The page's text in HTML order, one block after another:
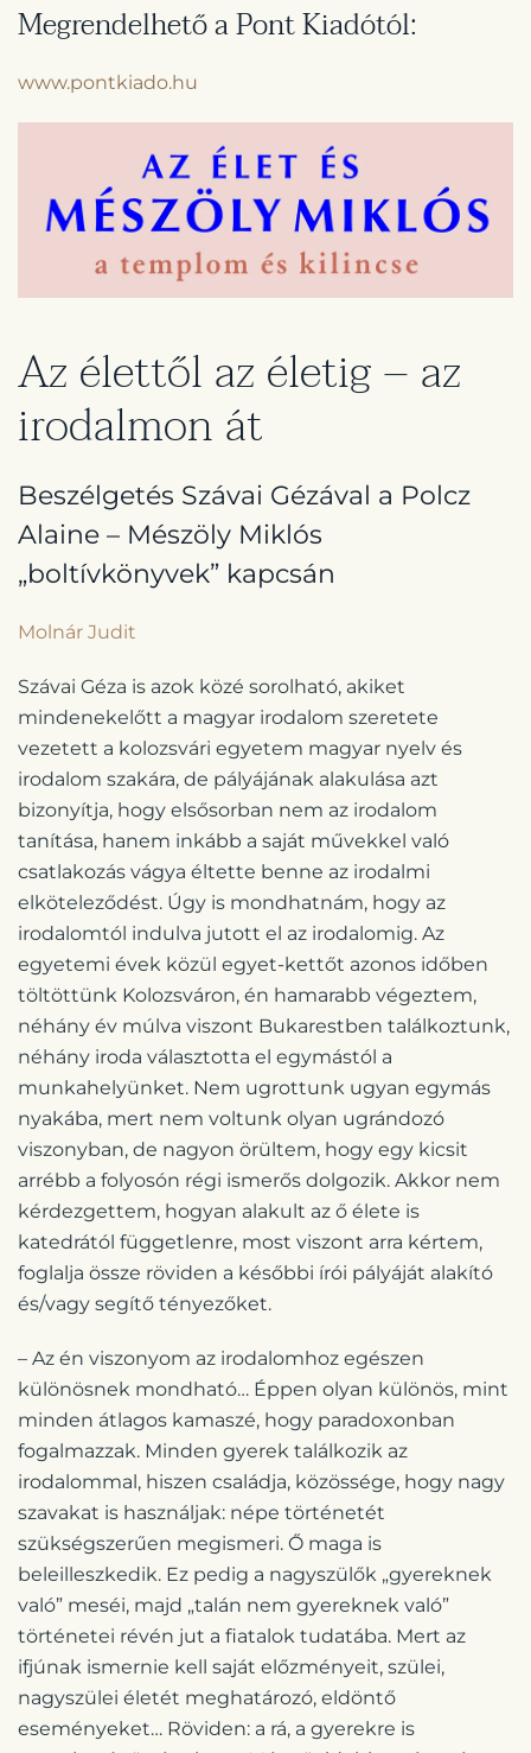
Megrendelhető a Pont Kiadótól:
www.pontkiado.hu
Az élettől az életig – az
irodalmon át
Beszélgetés Szávai Gézával a Polcz
Alaine – Mészöly Miklós
„boltívkönyvek” kapcsán
Molnár Judit
Szávai Géza is azok közé sorolható, akiket
mindenekelőtt a magyar irodalom szeretete
vezetett a kolozsvári egyetem magyar nyelv és
irodalom szakára, de pályájának alakulása azt
bizonyítja, hogy elsősorban nem az irodalom
tanítása, hanem inkább a saját művekkel való
csatlakozás vágya éltette benne az irodalmi
elköteleződést. Úgy is mondhatnám, hogy az
irodalomtól indulva jutott el az irodalomig. Az
egyetemi évek közül egyet-kettőt azonos időben
töltöttünk Kolozsváron, én hamarabb végeztem,
néhány év múlva viszont Bukarestben találkoztunk,
néhány iroda választotta el egymástól a
munkahelyünket. Nem ugrottunk ugyan egymás
nyakába, mert nem voltunk olyan ugrándozó
viszonyban, de nagyon örültem, hogy egy kicsit
arrébb a folyosón régi ismerős dolgozik. Akkor nem
kérdezgettem, hogyan alakult az ő élete is
katedrától függetlenre, most viszont arra kértem,
foglalja össze röviden a későbbi írói pályáját alakító
és/vagy segítő tényezőket.
– Az én viszonyom az irodalomhoz egészen
különösnek mondható… Éppen olyan különös, mint
minden átlagos kamaszé, hogy paradoxonban
fogalmazzak. Minden gyerek találkozik az
irodalommal, hiszen családja, közössége, hogy nagy
szavakat is használjak: népe történetét
szükségszerűen megismeri. Ő maga is
beleilleszkedik. Ez pedig a nagyszülők „gyereknek
való” meséi, majd „talán nem gyereknek való”
történetei révén jut a fiatalok tudatába. Mert az
ifjúnak ismernie kell saját előzményeit, szülei,
nagyszülei életét meghatározó, eldöntő
eseményeket… Röviden: a rá, a gyerekre is